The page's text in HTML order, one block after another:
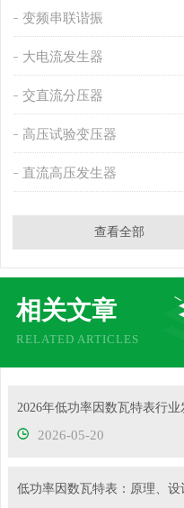
变频串联谐振
大电流发生器
交直流分压器
高压试验变压器
直流高压发生器
查看全部
相关文章
RELATED ARTICLES
2026-05-20